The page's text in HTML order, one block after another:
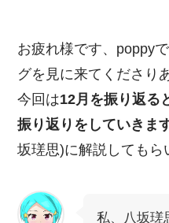
お疲れ様です、poppy
グを見に来てくださり
今回は12月を振り返る
振り返りをしていきます
坂瑳思)に解説してもら
私、八坂瑳